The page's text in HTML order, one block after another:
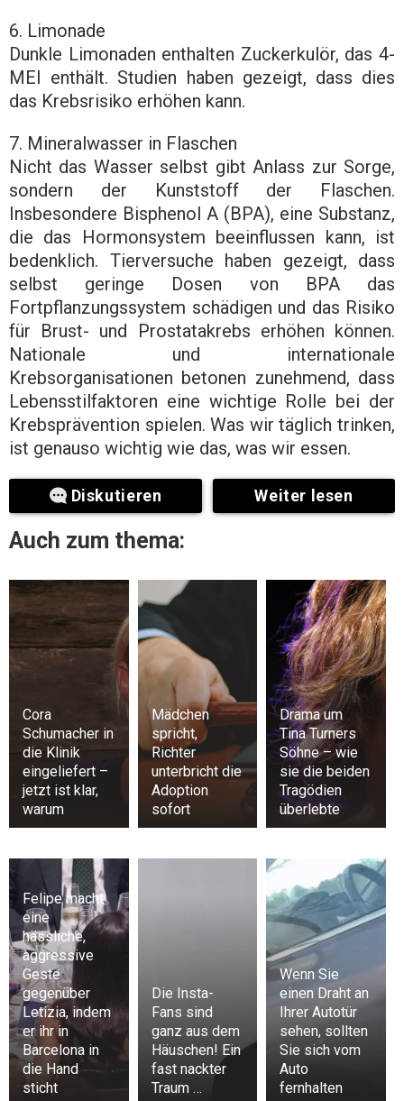
6. Limonade
Dunkle Limonaden enthalten Zuckerkulör, das 4-
MEI enthält. Studien haben gezeigt, dass dies
das Krebsrisiko erhöhen kann.
7. Mineralwasser in Flaschen
Nicht das Wasser selbst gibt Anlass zur Sorge,
sondern der Kunststoff der Flaschen.
Insbesondere Bisphenol A (BPA), eine Substanz,
die das Hormonsystem beeinflussen kann, ist
bedenklich. Tierversuche haben gezeigt, dass
selbst geringe Dosen von BPA das
Fortpflanzungssystem schädigen und das Risiko
für Brust- und Prostatakrebs erhöhen können.
Nationale und internationale
Krebsorganisationen betonen zunehmend, dass
Lebensstilfaktoren eine wichtige Rolle bei der
Krebsprävention spielen. Was wir täglich trinken,
ist genauso wichtig wie das, was wir essen.
Diskutieren Weiter lesen
Auch zum thema:
Cora
Schumacher in
die Klinik
eingeliefert –
jetzt ist klar,
warum
Mädchen
spricht,
Richter
unterbricht die
Adoption
sofort
Drama um
Tina Turners
Söhne – wie
sie die beiden
Tragödien
überlebte
Felipe macht
eine
hässliche,
aggressive
Geste
gegenüber
Letizia, indem
er ihr in
Barcelona in
die Hand
sticht
Die Insta-
Fans sind
ganz aus dem
Häuschen! Ein
fast nackter
Traum …
Wenn Sie
einen Draht an
Ihrer Autotür
sehen, sollten
Sie sich vom
Auto
fernhalten